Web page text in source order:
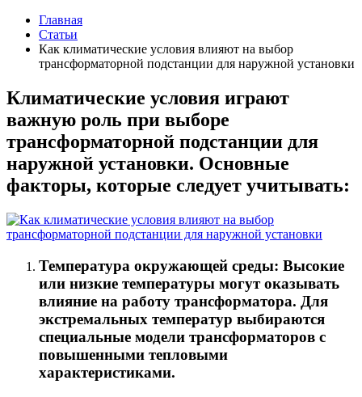
Главная
Статьи
Как климатические условия влияют на выбор
трансформаторной подстанции для наружной установки
Климатические условия играют
важную роль при выборе
трансформаторной подстанции для
наружной установки. Основные
факторы, которые следует учитывать:
Температура окружающей среды: Высокие
или низкие температуры могут оказывать
влияние на работу трансформатора. Для
экстремальных температур выбираются
специальные модели трансформаторов с
повышенными тепловыми
характеристиками.